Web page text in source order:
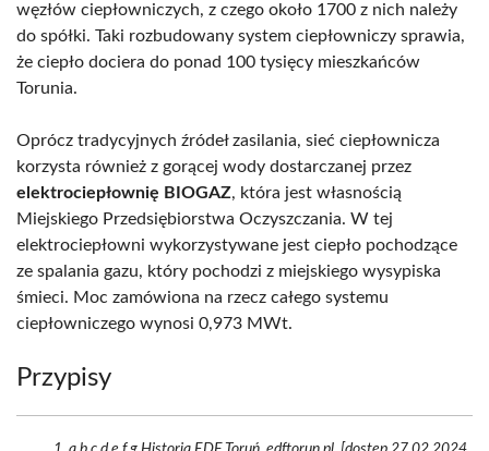
węzłów ciepłowniczych, z czego około 1700 z nich należy
do spółki. Taki rozbudowany system ciepłowniczy sprawia,
że ciepło dociera do ponad 100 tysięcy mieszkańców
Torunia.
Oprócz tradycyjnych źródeł zasilania, sieć ciepłownicza
korzysta również z gorącej wody dostarczanej przez
elektrociepłownię BIOGAZ, która jest własnością
Miejskiego Przedsiębiorstwa Oczyszczania. W tej
elektrociepłowni wykorzystywane jest ciepło pochodzące
ze spalania gazu, który pochodzi z miejskiego wysypiska
śmieci. Moc zamówiona na rzecz całego systemu
ciepłowniczego wynosi 0,973 MWt.
Przypisy